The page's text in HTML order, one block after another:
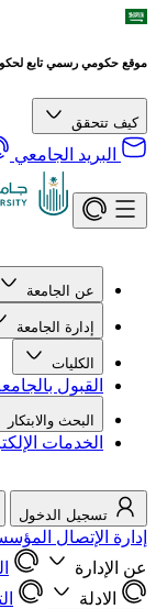
موقع حكومي رسمي تابع
كيف تتحقق
البريد الجامعي
عن الجامعة
إدارة الجامعة
الكليات
القبول
البحث والابتكار
الخدمات
تسجيل الدخول
إدارة الإتصال
عن الإدارة
الادلة